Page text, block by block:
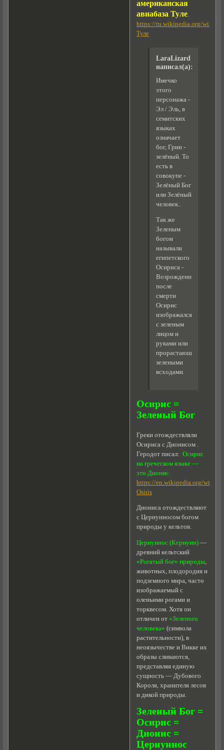
американская
авиабаза Туле.
https://ru.wikipedia.org/wiki/
Туле
LaraLizard
написал(а):
Имечко
этого
персонажа -
Эл / Эль, в
семитских
языках
означает
бог, Грин -
зелёный. То
есть в
совокупе -
Зелёный Бог
или Зелёный
человек..
Так же
Зеленым
богом
называли
египетского
Осириса -
Возрожденный
после
смерти
Осирис
изображался
с зеленым
лицом и
руками или
прорастающий
зелеными
всходами.
Осирис =
Зеленый Бог
Греки отождествляли
Осириса с Дионисом .
Геродот писал: Осирис
на греческом языке —
это Дионис.
https://en.wikipedia.org/wiki/
Osiris
Диониса отождествляют
с Цернунносом богом
природы у кельтов.
Цернуннос (Кернунн) —
древний кельтский
«Рогатый бог» природы,
животных, плодородия и
подземного мира, часто
изображаемый с
оленьими рогами и
торквесом. Хотя он
отличен от«Зеленого
человека» (символа
растительности), в
неоязычестве и Викке их
образы сливаются,
представляя единую
сущность — Дубового
Короля, хранителя лесов
и дикой природы.
Зеленый Бог =
Осирис =
Дионис =
Цернуннос